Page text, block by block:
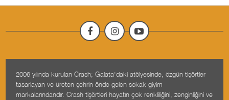
2006 yılında kurulan Crash; Galata'daki atölyesinde, özgün tişörtler
tasarlayan ve üreten şehrin önde gelen sokak giyim
markalarındandır. Crash tişörtleri hayatın çok renkliliğini, zenginliğini ve